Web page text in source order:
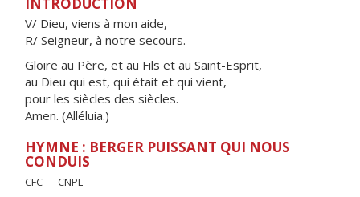
V/ Dieu, viens à mon aide,
R/ Seigneur, à notre secours.
Gloire au Père, et au Fils et au Saint-Esprit,
au Dieu qui est, qui était et qui vient,
pour les siècles des siècles.
Amen. (Alléluia.)
HYMNE : BERGER PUISSANT QUI NOUS
CONDUIS
CFC — CNPL